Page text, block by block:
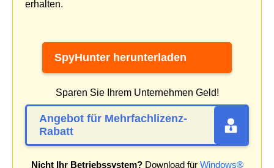
erhalten.
SpyHunter herunterladen
Sparen Sie Ihrem Unternehmen Geld!
Angebot für Mehrfachlizenz-
Rabatt
Nicht Ihr Betriebssystem?Download für Windows®